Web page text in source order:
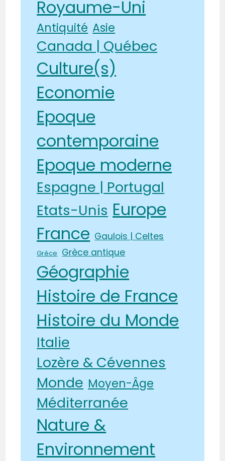
Royaume-Uni
Antiquité Asie
Canada | Québec
Culture(s)
Economie
Epoque
contemporaine
Epoque moderne
Espagne | Portugal
Etats-Unis Europe
France Gaulois | Celtes
Grèce Grèce antique
Géographie
Histoire de France
Histoire du Monde
Italie
Lozère & Cévennes
Monde Moyen-Âge
Méditerranée
Nature &
Environnement